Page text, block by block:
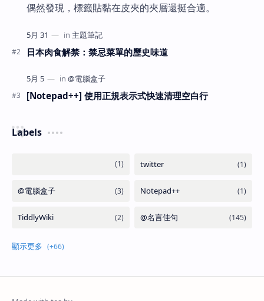
偶然發現，標籤貼黏在皮夾的夾層還挺合適。
日本肉食解禁：禁忌菜單的歷史味道
[Notepad++] 使用正規表示式快速清理空白行
Labels